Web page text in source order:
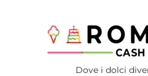
Dove i dolci